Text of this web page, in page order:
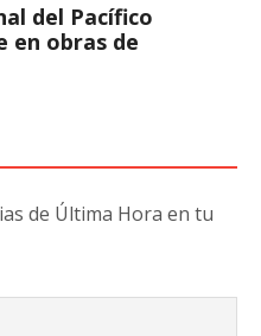
del Pacífico
en obras de
de Última Hora en tu